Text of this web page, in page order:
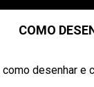
COMO
desenhar e